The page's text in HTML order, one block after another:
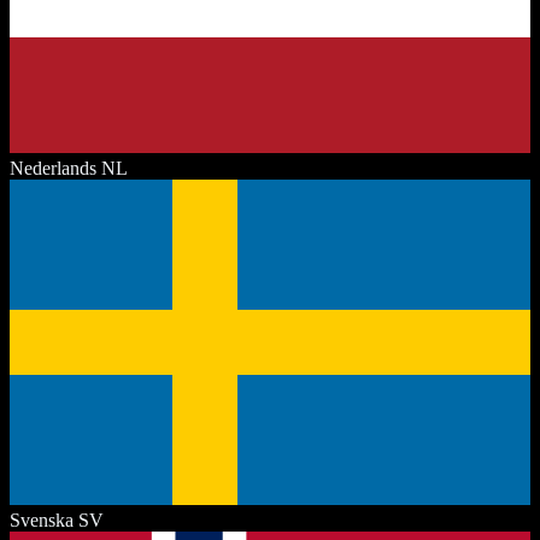
Nederlands NL
Svenska SV